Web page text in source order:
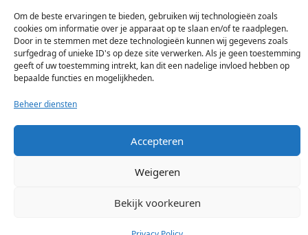
Om de beste ervaringen te bieden, gebruiken wij technologieën zoals
cookies om informatie over je apparaat op te slaan en/of te raadplegen.
Door in te stemmen met deze technologieën kunnen wij gegevens zoals
surfgedrag of unieke ID's op deze site verwerken. Als je geen toestemming
geeft of uw toestemming intrekt, kan dit een nadelige invloed hebben op
bepaalde functies en mogelijkheden.
Beheer diensten
Accepteren
Weigeren
Bekijk voorkeuren
e
s
.
D
e
z
(geen bezoekadres)
info@dutchlrs.nl
+31 45 2123953
2026 Dutch LRS